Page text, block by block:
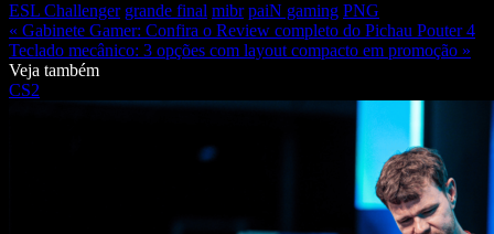
ESL Challenger grande final mibr paiN gaming PNG
« Gabinete Gamer: Confira o Review completo do Pichau Pouter 4
Teclado mecânico: 3 opções com layout compacto em promoção »
Veja também
CS2